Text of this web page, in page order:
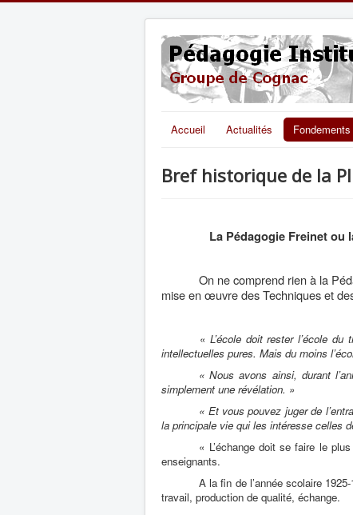
Accueil Actualités Fondements
Bref historique de la PI
La Pédagogie Freinet ou
On ne comprend rien à la
mise en œuvre des Techniques et
« L’école doit rester l’école
intellectuelles pures. Mais du moins
« Nous avons ainsi, durant
simplement une révélation. »
« Et vous pouvez juger de
la principale vie qui les intéresse celles
« L’échange doit se faire le
enseignants.
A la fin de l’année scolaire
travail, production de qualité, échange.